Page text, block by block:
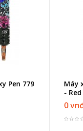
Pen 779
Máy
-
0